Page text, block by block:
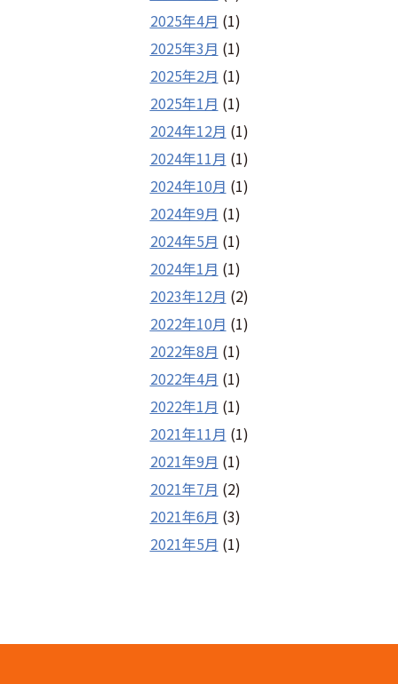
2025年4月 (1)
2025年3月 (1)
2025年2月 (1)
2025年1月 (1)
2024年12月 (1)
2024年11月 (1)
2024年10月 (1)
2024年9月 (1)
2024年5月 (1)
2024年1月 (1)
2023年12月 (2)
2022年10月 (1)
2022年8月 (1)
2022年4月 (1)
2022年1月 (1)
2021年11月 (1)
2021年9月 (1)
2021年7月 (2)
2021年6月 (3)
2021年5月 (1)